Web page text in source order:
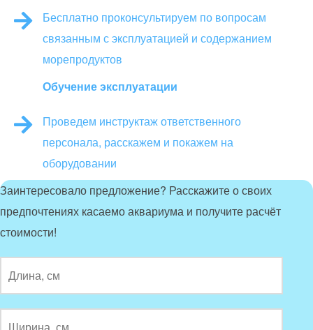
Бесплатно проконсультируем по вопросам
связанным с эксплуатацией и содержанием
морепродуктов
Обучение эксплуатации
Проведем инструктаж ответственного
персонала, расскажем и покажем на
оборудовании
Заинтересовало предложение? Расскажите о своих
предпочтениях касаемо аквариума и получите расчёт
стоимости!